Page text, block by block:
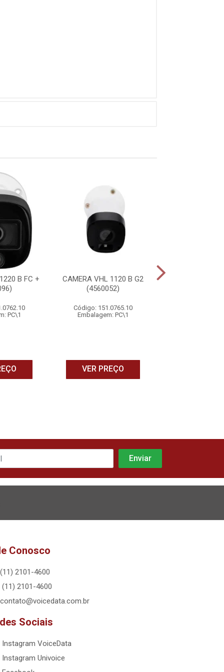
B FC +
PC\1
CAMERA VHL 1120 B G2
(4560052)
Código: 151.0765.10
Embalagem: PC\1
VER PREÇO
Conosco
(11) 2101-4600
(11) 2101-4600
contato@voicedata.com.br
Sociais
Instagram VoiceData
Instagram Univoice